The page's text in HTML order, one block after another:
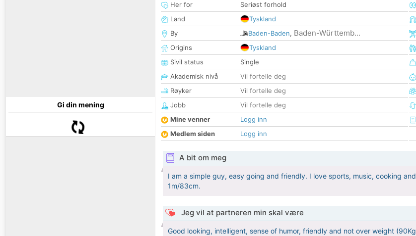
Gi din mening
Her for
Seriøst forhold
Land
Tyskland
By
Baden-Baden, Baden-Württemb...
Origins
Tyskland
Sivil status
Single
Akademisk nivå
Vil fortelle deg
Røyker
Vil fortelle deg
Jobb
Vil fortelle deg
Mine venner
Logg inn
Medlem siden
Logg inn
A bit om meg
I am a simple guy, easy going and friendly. I love sports, music, cooking
1m/83cm.
Jeg vil at partneren min skal være
Good looking, intelligent, sense of humor, friendly and not over weight